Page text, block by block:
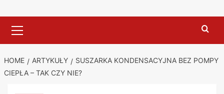
Menu
HOME ARTYKUŁY
SUSZARKA KONDENSACYJNA BEZ POMPY
CIEPŁA – TAK CZY NIE?